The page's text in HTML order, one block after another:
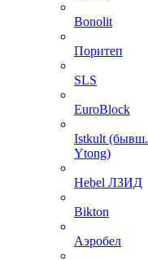
Bonolit
Поритеп
SLS
EuroBlock
Istkult (бывш.
Ytong)
Hebel ЛЗИД
Bikton
Аэробел